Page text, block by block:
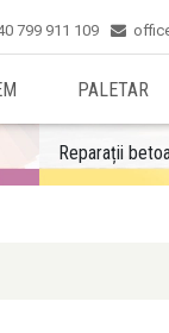
799 911 109 
PALETAR
Reparații